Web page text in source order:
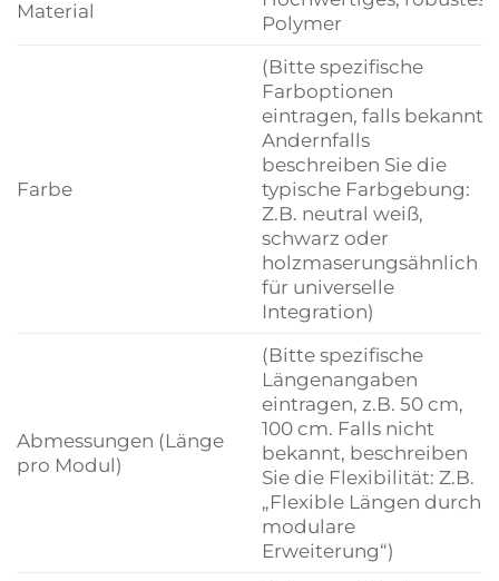
Material
Polymer
Farbe
(Bitte spezifische
Farboptionen
eintragen, falls bekannt.
Andernfalls
beschreiben Sie die
typische Farbgebung:
Z.B. neutral weiß,
schwarz oder
holzmaserungsähnlich
für universelle
Integration)
Abmessungen (Länge
pro Modul)
(Bitte spezifische
Längenangaben
eintragen, z.B. 50 cm,
100 cm. Falls nicht
bekannt, beschreiben
Sie die Flexibilität: Z.B.
„Flexible Längen durch
modulare
Erweiterung“)